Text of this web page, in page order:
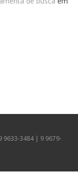
9633-3484 | 9 9679-